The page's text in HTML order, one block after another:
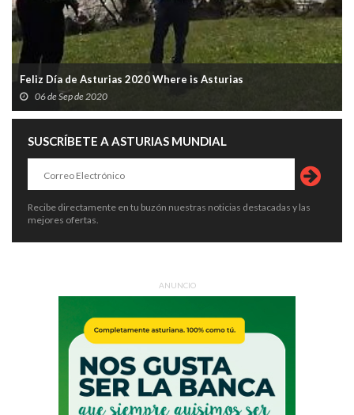
Feliz Día de Asturias 2020 Where is Asturias
06 de Sep de 2020
SUSCRÍBETE A ASTURIAS MUNDIAL
Recibe directamente en tu buzón nuestras noticias destacadas y las
mejores ofertas.
ANUNCIO